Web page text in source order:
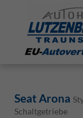
Seat Arona
Schaltgetriebe